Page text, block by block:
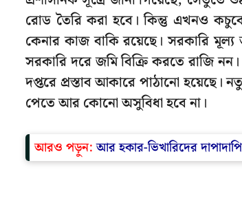
রোড তৈরি করা হবে। কিন্তু এখনও
কেনার কাজ বাকি রয়েছে। সরকারি
সরকারি দরে জমি বিক্রি করতে রাজি
দপ্তরে প্রস্তাব আকারে পাঠানো হয়েছে।
পেতে আর কোনো অসুবিধা হবে না।
আরও পড়ুন:আর হকার-ভিখারিদের দাপাদাপি